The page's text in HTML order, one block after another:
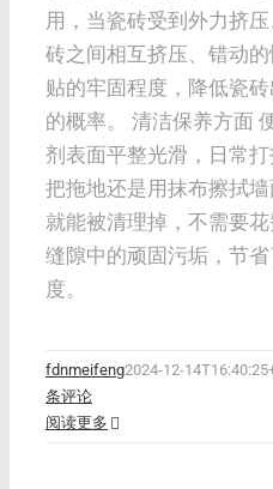
用，当瓷砖受到外力挤
砖之间相互挤压、错动
贴的牢固程度，降低瓷
的概率。 清洁保养方面
剂表面平整光滑，日常
把拖地还是用抹布擦拭
就能被清理掉，不需要
缝隙中的顽固污垢，节
度。
fdnmeifeng2024-12-
条评论
阅读更多